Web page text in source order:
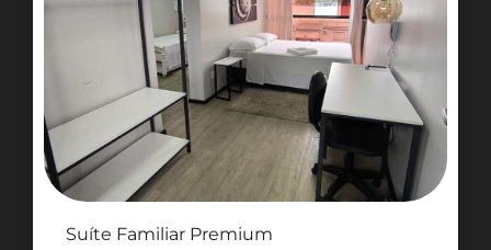
Suíte Familiar Premium